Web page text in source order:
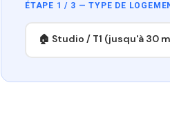
ÉTAPE 1 / 3 — TYPE DE
🏠 Studio / T1 (jusqu'à 30